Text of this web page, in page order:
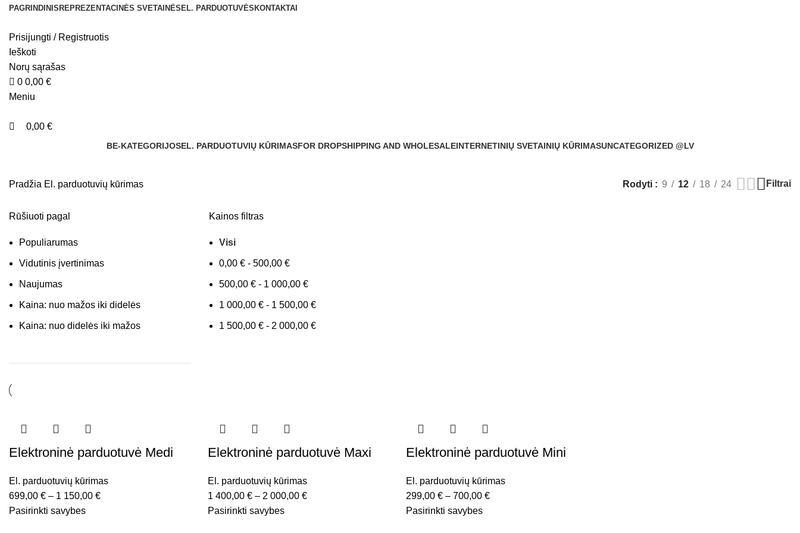
PAGRINDINIS REPREZENTACINĖS SVETAINĖS EL. PARDUOTUVĖS KONTAKTAI
Prisijungti / Registruotis
Ieškoti
Norų sąrašas
0 0,00 €
Meniu
0,00 €
BE-KATEGORIJOSEL. PARDUOTUVIŲ KŪRIMASFOR DROPSHIPPING AND WHOLESALEINTERNETINIŲ SVETAINIŲ KŪRIMASUNCATEGORIZED @LV
Pradžia El. parduotuvių kūrimas Rodyti 9 12 18 24 Filtrai
Rūšiuoti pagal
Populiarumas
Vidutinis įvertinimas
Naujumas
Kaina: nuo mažos iki didelės
Kaina: nuo didelės iki mažos
Kainos filtras
Visi
0,00 € - 500,00 €
500,00 € - 1 000,00 €
1 000,00 € - 1 500,00 €
1 500,00 € - 2 000,00 €
Elektroninė parduotuvė Medi
El. parduotuvių kūrimas
699,00 € – 1 150,00 €
Pasirinkti savybes
Elektroninė parduotuvė Maxi
El. parduotuvių kūrimas
1 400,00 € – 2 000,00 €
Pasirinkti savybes
Elektroninė parduotuvė Mini
El. parduotuvių kūrimas
299,00 € – 700,00 €
Pasirinkti savybes